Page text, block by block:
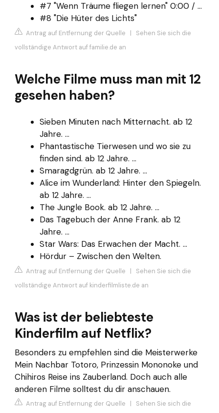
#7 "Wenn Träume fliegen lernen" 0:00 / ...
#8 "Die Hüter des Lichts"
Antrag auf Entfernung der Quelle | Sehen Sie sich die
vollständige Antwort auf familie.de an
Welche Filme muss man mit 12
gesehen haben?
Sieben Minuten nach Mitternacht. ab 12
Jahre. ...
Phantastische Tierwesen und wo sie zu
finden sind. ab 12 Jahre. ...
Smaragdgrün. ab 12 Jahre. ...
Alice im Wunderland: Hinter den Spiegeln.
ab 12 Jahre. ...
The Jungle Book. ab 12 Jahre. ...
Das Tagebuch der Anne Frank. ab 12
Jahre. ...
Star Wars: Das Erwachen der Macht. ...
Hördur – Zwischen den Welten.
Antrag auf Entfernung der Quelle | Sehen Sie sich die
vollständige Antwort auf kinderfilmliste.de an
Was ist der beliebteste
Kinderfilm auf Netflix?
Besonders zu empfehlen sind die Meisterwerke
Mein Nachbar Totoro, Prinzessin Mononoke und
Chihiros Reise ins Zauberland. Doch auch alle
anderen Filme solltest du dir anschauen.
Antrag auf Entfernung der Quelle | Sehen Sie sich die